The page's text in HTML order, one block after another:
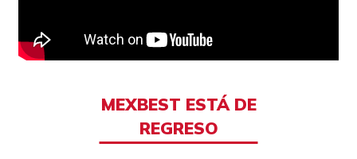
MEXBEST ESTÁ DE
REGRESO